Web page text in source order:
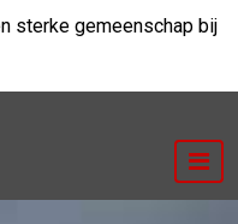
sterke gemeenschap bij